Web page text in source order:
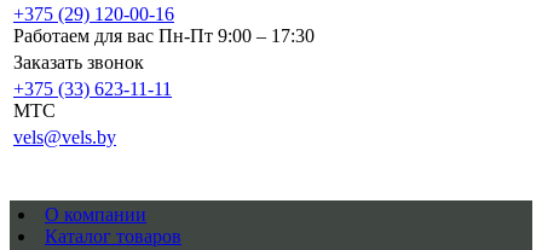
+375 (29) 120-00-16
Работаем для вас Пн-Пт 9:00 – 17:30
Заказать звонок
+375 (33) 623-11-11
MTC
vels@vels.by
О компании
Каталог товаров